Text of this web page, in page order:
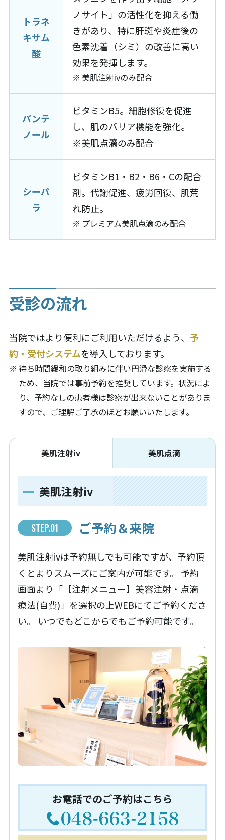
トラネ
キサム
酸
ノサイト」の活性化を抑える働
きがあり、特に肝斑や炎症後の
色素沈着（シミ）の改善に高い
効果を発揮します。
美肌注射ivのみ配合
パンテ
ノール
ビタミンB5。細胞修復を促進
し、肌のバリア機能を強化。
※美肌点滴のみ配合
シーパ
ラ
ビタミンB1・B2・B6・Cの配合
剤。代謝促進、疲労回復、肌荒
れ防止。
プレミアム美肌点滴のみ配合
受診の流れ
当院ではより便利にご利用いただけるよう、 予
約・受付システムを導入しております。
待ち時間緩和の取り組みに伴い円滑な診察を実施する
ため、当院では事前予約を推奨しています。状況によ
り、予約なしの患者様は診察が出来ないことがありま
すので、ご理解ご了承のほどお願いいたします。
美肌注射iv 美肌点滴
美肌注射iv
STEP.01 ご予約＆来院
美肌注射ivは予約無しでも可能ですが、予約頂
くとよりスムーズにご案内が可能です。 予約
画面より「【注射メニュー】美容注射・点滴
療法(自費)」を選択の上WEBにてご予約くださ
い。 いつでもどこからでもご予約可能です。
お電話でのご予約はこちら